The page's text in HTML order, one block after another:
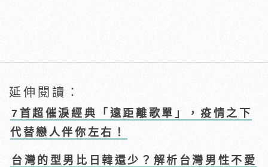
延伸閱讀：
7首超催淚經典「遠距離歌單」，疫情之下
代替戀人伴你左右！
台灣的型男比日韓還少？解析台灣男性不愛